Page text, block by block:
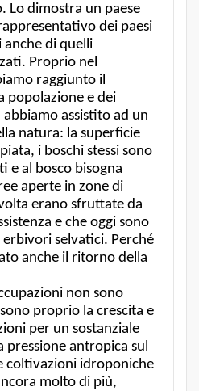
Lo dimostra un paese
dei paesi
anche di quelli
Proprio nel
raggiunto il
popolazione e dei
assistito ad un
natura: la superficie
i boschi stessi sono
e al bosco bisogna
aperte in zone di
erano sfruttate da
e che oggi sono
selvatici. Perché
anche il ritorno della
non sono
proprio la crescita e
per un sostanziale
pressione antropica sul
coltivazioni idroponiche
molto di più,